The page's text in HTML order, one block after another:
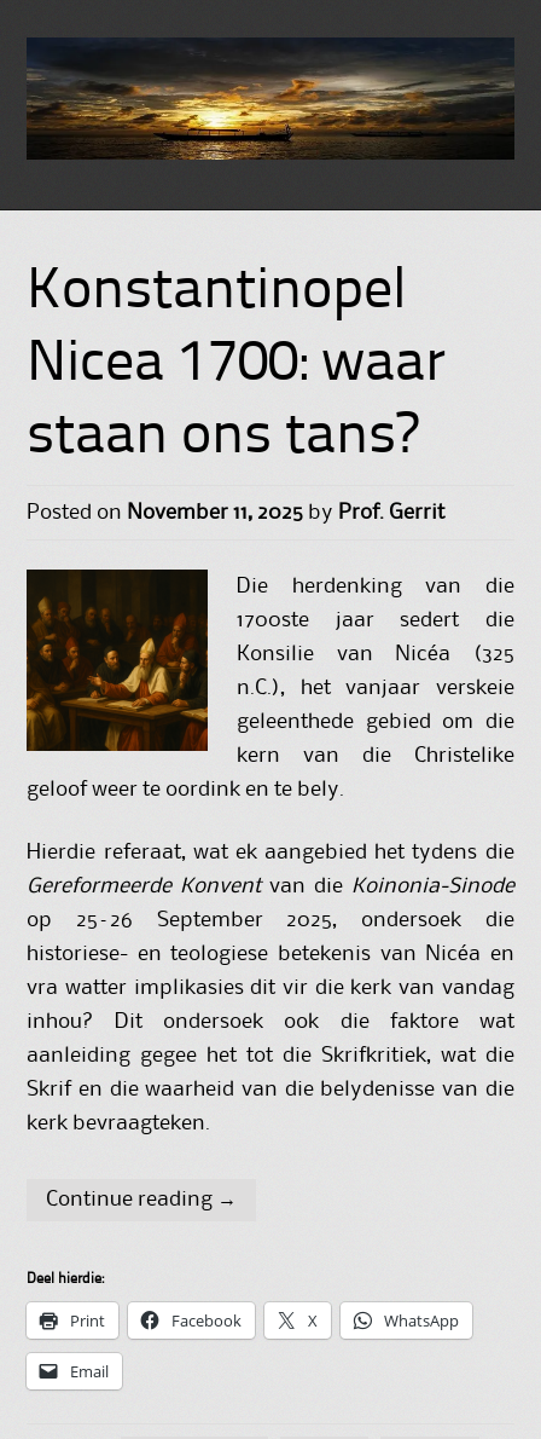
content
Konstantinopel
Nicea 1700: waar
staan ons tans?
Posted on November 11, 2025 by Prof. Gerrit
Die herdenking van die
1700ste jaar sedert die
Konsilie van Nicéa (325
n.C.), het vanjaar verskeie
geleenthede gebied om die
kern van die Christelike
geloof weer te oordink en te bely.
Hierdie referaat, wat ek aangebied het tydens die
Gereformeerde Konventvan die Koinonia-Sinode
op 25–26 September 2025, ondersoek die
historiese- en teologiese betekenis van Nicéa en
vra watter implikasies dit vir die kerk van vandag
inhou? Dit ondersoek ook die faktore wat
aanleiding gegee het tot die Skrifkritiek, wat die
Skrif en die waarheid van die belydenisse van die
kerk bevraagteken.
Continue reading →
Deel hierdie:
Print Facebook X WhatsApp
Email